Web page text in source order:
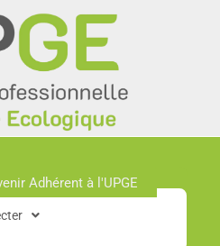
Adhérent à l'UPGE​